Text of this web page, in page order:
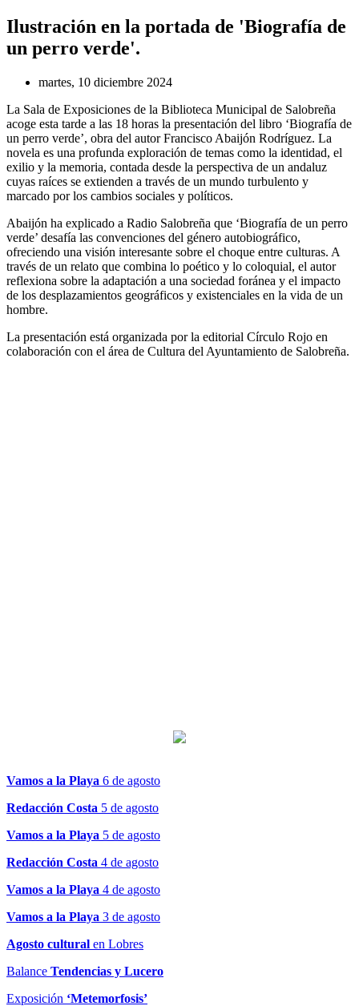
Ilustración en la portada de 'Biografía de
un perro verde'.
martes, 10 diciembre 2024
La Sala de Exposiciones de la Biblioteca Municipal de Salobreña
acoge esta tarde a las 18 horas la presentación del libro ‘Biografía de
un perro verde’, obra del autor Francisco Abaijón Rodríguez. La
novela es una profunda exploración de temas como la identidad, el
exilio y la memoria, contada desde la perspectiva de un andaluz
cuyas raíces se extienden a través de un mundo turbulento y
marcado por los cambios sociales y políticos.
Abaijón ha explicado a Radio Salobreña que ‘Biografía de un perro
verde’ desafía las convenciones del género autobiográfico,
ofreciendo una visión interesante sobre el choque entre culturas. A
través de un relato que combina lo poético y lo coloquial, el autor
reflexiona sobre la adaptación a una sociedad foránea y el impacto
de los desplazamientos geográficos y existenciales en la vida de un
hombre.
La presentación está organizada por la editorial Círculo Rojo en
colaboración con el área de Cultura del Ayuntamiento de Salobreña.
Vamos a la Playa 6 de agosto
Redacción Costa 5 de agosto
Vamos a la Playa 5 de agosto
Redacción Costa 4 de agosto
Vamos a la Playa 4 de agosto
Vamos a la Playa 3 de agosto
Agosto cultural en Lobres
Balance Tendencias y Lucero
Exposición ‘Metemorfosis’